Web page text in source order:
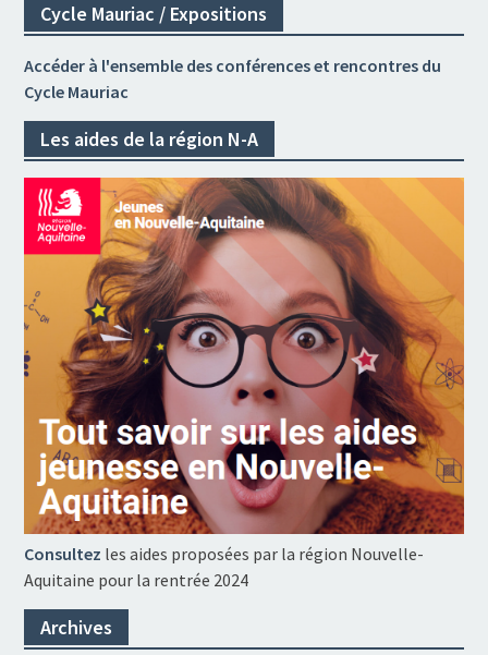
Cycle Mauriac / Expositions
Accéder à l'ensemble des conférences et rencontres du
Cycle Mauriac
Les aides de la région N-A
Consultez les aides proposées par la région Nouvelle-
Aquitaine pour la rentrée 2024
Archives